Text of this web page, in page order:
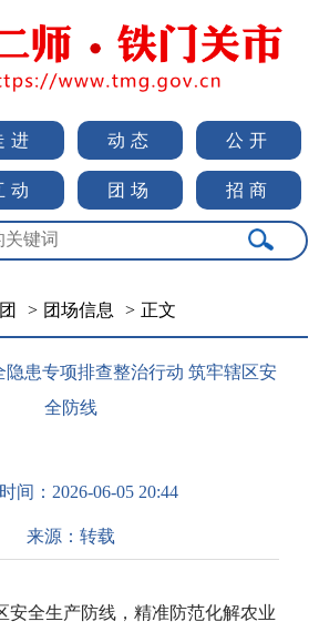
进 动态 公开
动 团场 招商
> 团场信息 > 正文
隐患专项排查整治行动 筑牢辖区安
全防线
间： 2026-06-05 20:44
来源： 转载
安全生产防线，精准防范化解农业